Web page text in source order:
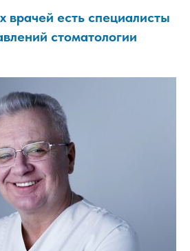
врачей есть специалисты
стоматологии